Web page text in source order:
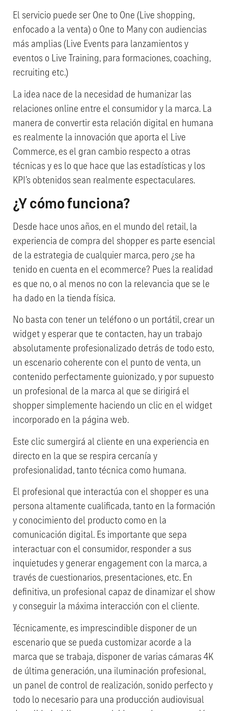
El servicio puede ser One to One (Live shopping,
enfocado a la venta) o One to Many con audiencias
más amplias (Live Events para lanzamientos y
eventos o Live Training, para formaciones, coaching,
recruiting etc.)
La idea nace de la necesidad de humanizar las
relaciones online entre el consumidor y la marca. La
manera de convertir esta relación digital en humana
es realmente la innovación que aporta el Live
Commerce, es el gran cambio respecto a otras
técnicas y es lo que hace que las estadísticas y los
KPI’s obtenidos sean realmente espectaculares.
¿Y cómo funciona?
Desde hace unos años, en el mundo del retail, la
experiencia de compra del shopper es parte esencial
de la estrategia de cualquier marca, pero ¿se ha
tenido en cuenta en el ecommerce? Pues la realidad
es que no, o al menos no con la relevancia que se le
ha dado en la tienda física.
No basta con tener un teléfono o un portátil, crear un
widget y esperar que te contacten, hay un trabajo
absolutamente profesionalizado detrás de todo esto,
un escenario coherente con el punto de venta, un
contenido perfectamente guionizado, y por supuesto
un profesional de la marca al que se dirigirá el
shopper simplemente haciendo un clic en el widget
incorporado en la página web.
Este clic sumergirá al cliente en una experiencia en
directo en la que se respira cercanía y
profesionalidad, tanto técnica como humana.
El profesional que interactúa con el shopper es una
persona altamente cualificada, tanto en la formación
y conocimiento del producto como en la
comunicación digital. Es importante que sepa
interactuar con el consumidor, responder a sus
inquietudes y generar engagement con la marca, a
través de cuestionarios, presentaciones, etc. En
definitiva, un profesional capaz de dinamizar el show
y conseguir la máxima interacción con el cliente.
Técnicamente, es imprescindible disponer de un
escenario que se pueda customizar acorde a la
marca que se trabaja, disponer de varias cámaras 4K
de última generación, una iluminación profesional,
un panel de control de realización, sonido perfecto y
todo lo necesario para una producción audiovisual